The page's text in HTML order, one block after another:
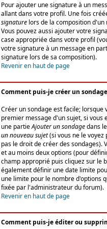
Pour ajouter une signature à un
allant dans votre profil. Une fois
signature lors de la composition
Vous pouvez aussi ajouter votre
case appropriée dans votre profil
votre signature à un message en
signature lors de sa composition).
Revenir en haut de page
Comment puis-je créer un
Créer un sondage est facile; lorsque
premier message d'un sujet, si vous
une partieAjouter un sondagedans
un nouveau sujet(si vous ne le voyez
pas le droit de créer des sondages).
et au moins deux options (pour
champ approprié puis cliquez sur le
également définir une date limite
une limite pour le nombre d'options
fixée par l'administrateur du forum).
Revenir en haut de page
Comment puis-je éditer ou